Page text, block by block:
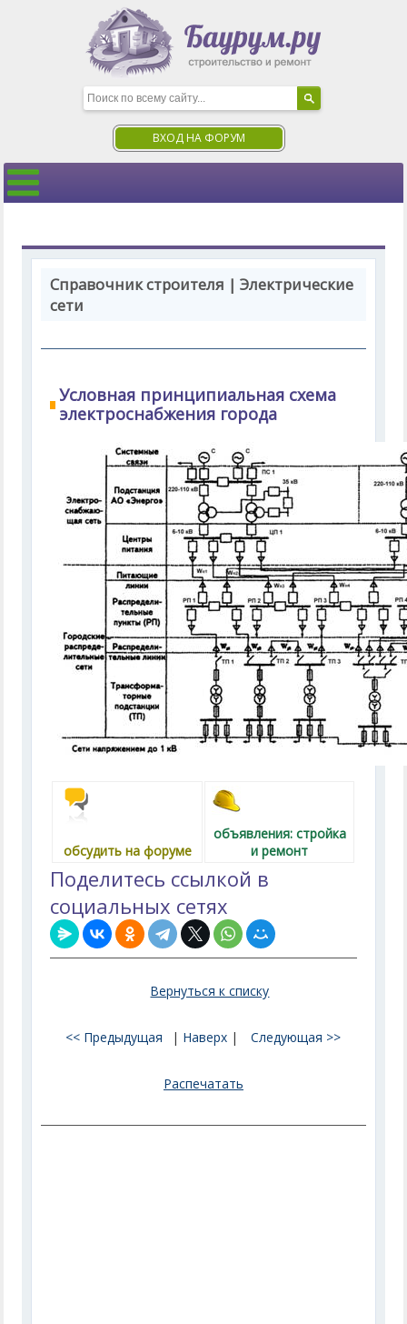
ВХОД НА ФОРУМ
Справочник строителя | Электрические
сети
Условная принципиальная схема
электроснабжения города
обсудить на форуме
объявления: стройка
и ремонт
Поделитесь ссылкой в
социальных сетях
Вернуться к списку
<< Предыдущая | Наверх | Следующая >>
Распечатать